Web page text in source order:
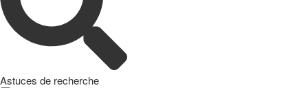
Astuces de recherche